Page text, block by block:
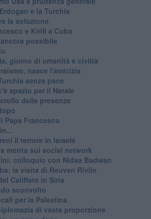
e la Turchia
la soluzione
e Kirill a Cuba
possibile
giorno di umanità e civiltà
nasce l'amicizia
senza pace
spazio per il Natale
delle presenze
Papa Francesco
il terrore in Israele
monta sui social network
colloquio con Nidaa Badwan
la visita di Reuven Rivlin
Califfato in Siria
sconvolto
per la Palestina
di vasta proporzione